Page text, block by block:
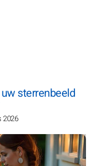
sterrenbeeld
2026